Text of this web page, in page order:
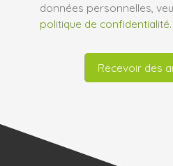
données personnelles,
politique de confidentialité.
Recevoir des